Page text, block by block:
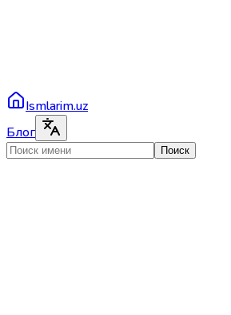
Ismlarim.uz
Блог
Поиск